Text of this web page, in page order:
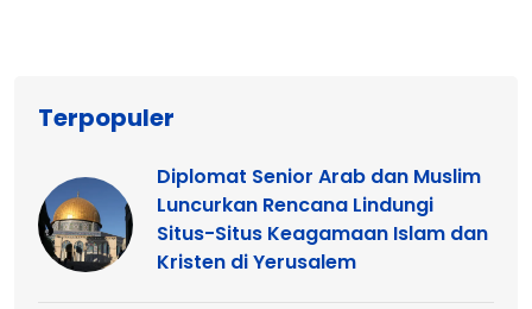
Terpopuler
Diplomat Senior Arab dan Muslim
Luncurkan Rencana Lindungi
Situs-Situs Keagamaan Islam dan
Kristen di Yerusalem